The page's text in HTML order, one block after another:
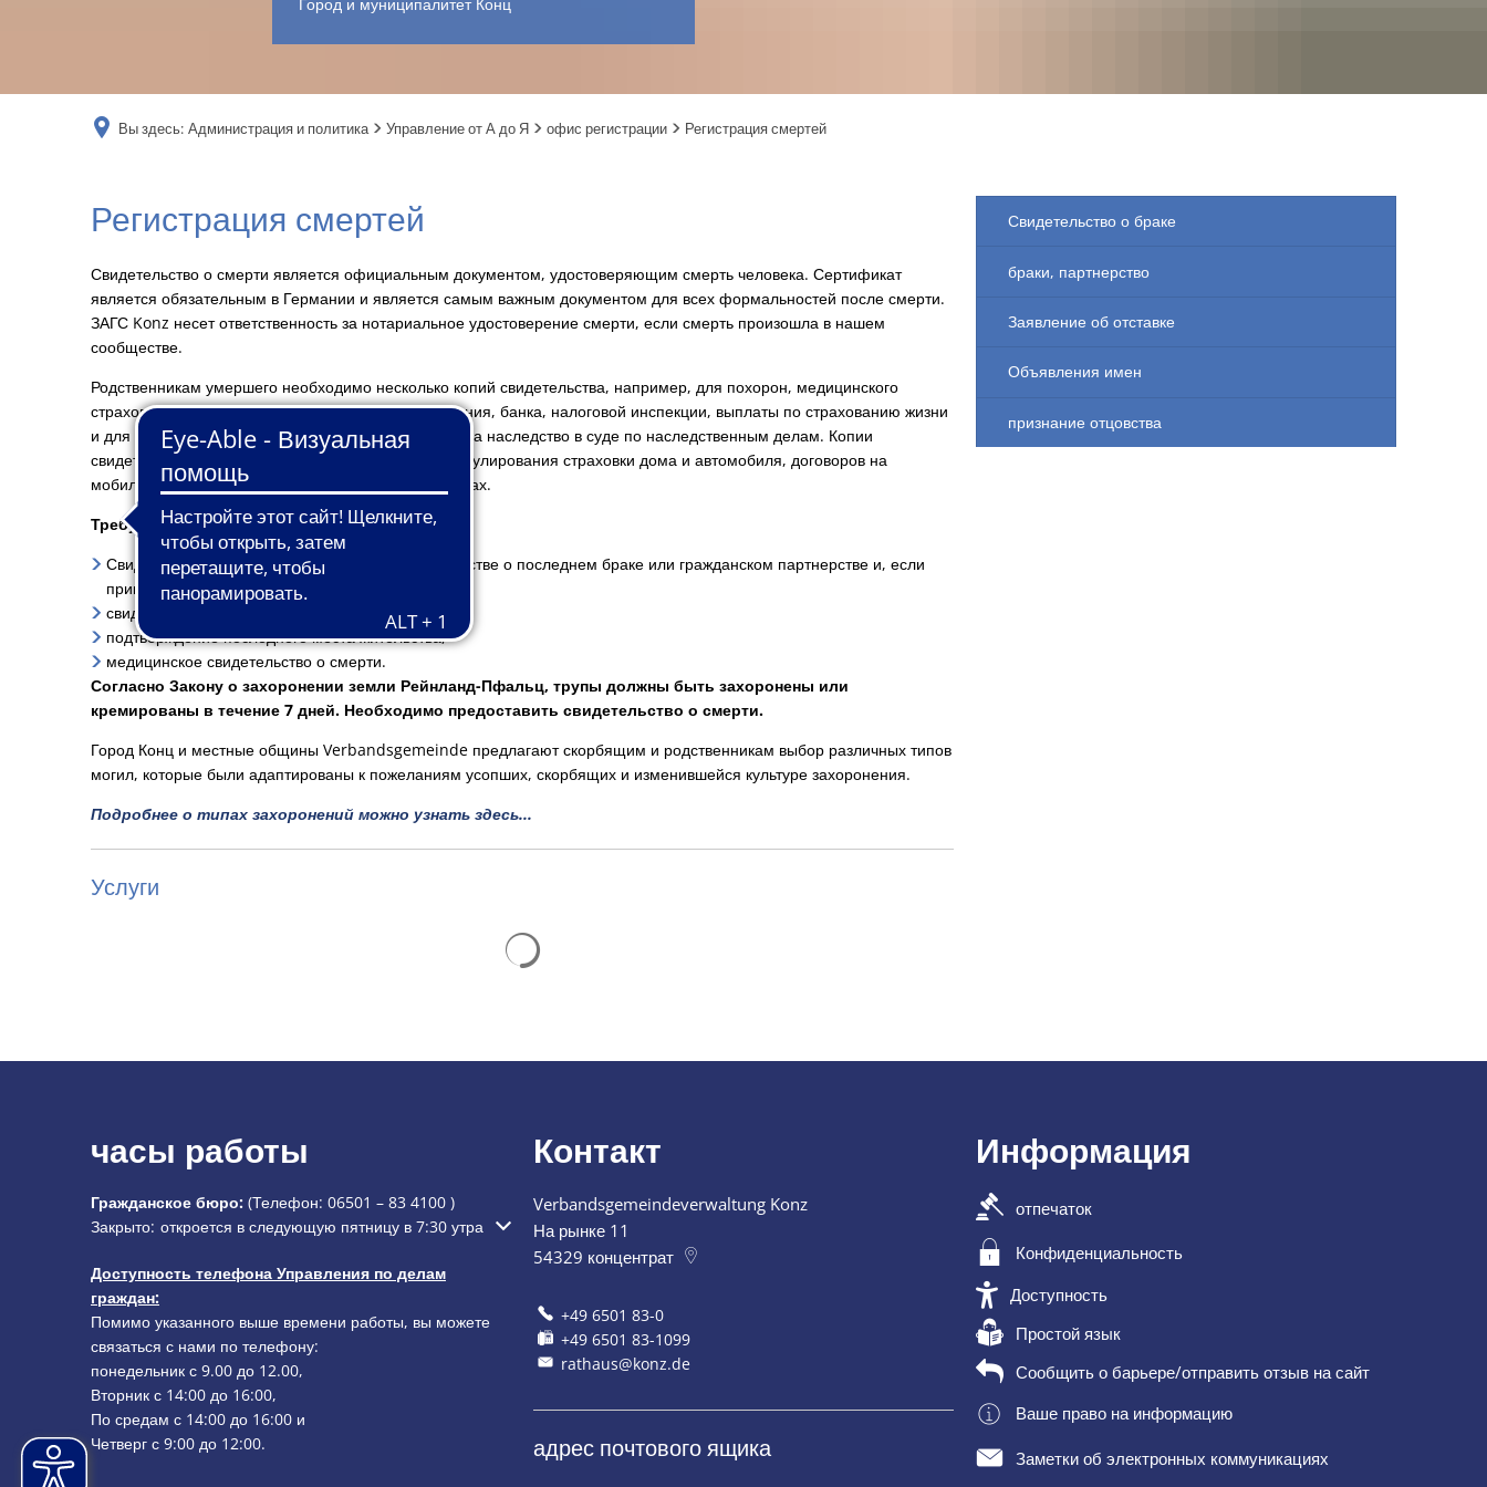
Вы здесь: Администрация и политика Управление от А до Я офис регистрации Регистрация смертей
Регистрация
смертей
Регистрация смертей
Свидетельство о смерти является официальным документом, удостоверяющим смерть человека. Сертификат
является обязательным в Германии и является самым важным документом для всех формальностей после смерти.
ЗАГС Konz несет ответственность за нотариальное удостоверение смерти, если смерть произошла в нашем
сообществе.
Родственникам умершего необходимо несколько копий свидетельства, например, для похорон, медицинского
страхования, обязательного пенсионного страхования, банка, налоговой инспекции, выплаты по страхованию жизни
и для подачи заявления на свидетельство о праве на наследство в суде по наследственным делам. Копии
свидетельства о смерти обычно достаточно для аннулирования страховки дома и автомобиля, договоров на
мобильную связь и электричество и членства в клубах.
Требуются следующие документы:
Свидетельство о браке или гражданском партнерстве о последнем браке или гражданском партнерстве и, если
применимо, доказательство его расторжения,
свидетельство о рождении
подтверждение последнего места жительства,
медицинское свидетельство о смерти.
Согласно Закону о захоронении земли Рейнланд-Пфальц, трупы должны быть захоронены или
кремированы в течение 7 дней. Необходимо предоставить свидетельство о смерти.
Город Конц и местные общины Verbandsgemeinde предлагают скорбящим и родственникам выбор различных типов
могил, которые были адаптированы к пожеланиям усопших, скорбящих и изменившейся культуре захоронения.
Подробнее о типах захоронений можно узнать здесь...
Услуги
Свидетельство о браке
браки, партнерство
Заявление об отставке
Объявления имен
признание отцовства
часы работы
Гражданское бюро: (Телефон: 06501 – 83 4100 )
Нажмите, чтобы скрыть дополнительное время открытия или закрытия
Закрыто: откроется в следующую пятницу в 7:30 утра
Доступность телефона Управления по делам
граждан:
Помимо указанного выше времени работы, вы можете
связаться с нами по телефону:
понедельник с 9.00 до 12.00,
Вторник с 14:00 до 16:00,
По средам с 14:00 до 16:00 и
Четверг с 9:00 до 12:00.
Контакт
Verbandsgemeindeverwaltung Konz
На рынке 11
54329 концентрат
+49 6501 83-0
+49 6501 83-1099
rathaus@konz.de
адрес почтового ящика
Информация
отпечаток
Конфиденциальность
Доступность
Простой язык
Сообщить о барьере/отправить отзыв на сайт
Ваше право на информацию
Заметки об электронных коммуникациях